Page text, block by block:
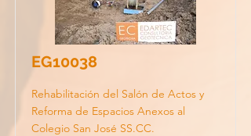
EG10038
Rehabilitación del Salón de Actos y
Reforma de Espacios Anexos al
Colegio San José SS.CC.